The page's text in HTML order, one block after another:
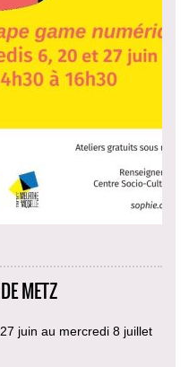
METZ
juin au mercredi 8 juillet